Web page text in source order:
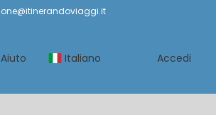
Aiuto Italiano Accedi